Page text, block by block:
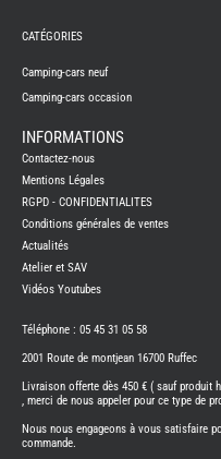
CAMPING-
NEUFS
CAMPING-
CAMPING-
BENIMAR
CAMPING-
CARADO
CAMPING-
ITINEO
CAMPING-
OCCASION
CARADO
CATÉGORIES
Camping-cars neuf
Camping-cars occasion
INFORMATIONS
Contactez-nous
Mentions Légales
RGPD - CONFIDENTIALITES
Conditions générales de ventes
Actualités
Atelier et SAV
Vidéos Youtubes
Téléphone : 05 45 31 05 58
2001 Route de montjean 16700 Ruffec
Livraison offerte dès 450 € ( sauf produit
, merci de nous appeler pour ce type de
Nous nous engageons à vous satisfaire
commande.